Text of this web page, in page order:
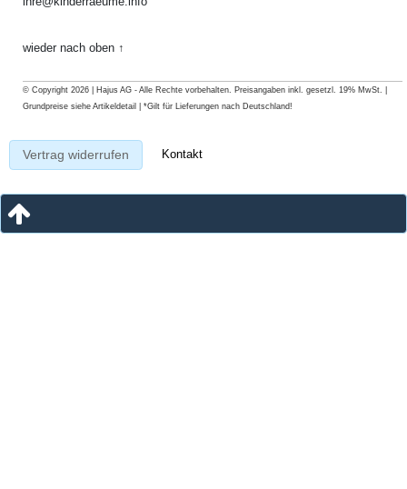
wieder nach oben ↑
© Copyright 2026 | Hajus AG - Alle Rechte vorbehalten. Preisangaben inkl. gesetzl. 19% MwSt. |
Grundpreise siehe Artikeldetail | *Gilt für Lieferungen nach Deutschland!
Vertrag widerrufen Kontakt